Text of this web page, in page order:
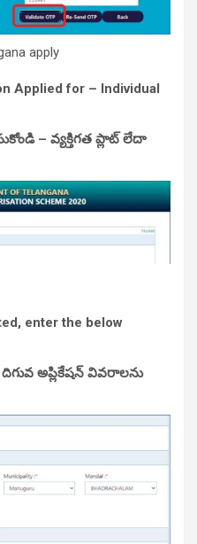
apply
Applied for – Individual
– వ్యక్తిగత ప్లాట్ లేదా
enter the below
దిగువ అప్లికేషన్ వివరాలను